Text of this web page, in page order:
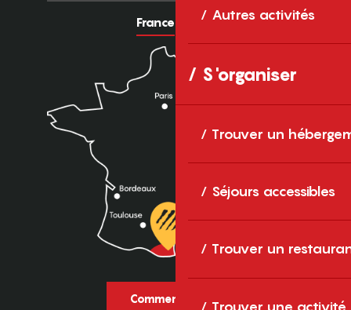
Autres activités
S'organiser
Trouver un
Séjours accessibles
Trouver un
Trouver une activité
France Europe
Comment venir ?